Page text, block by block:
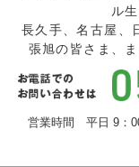
ル
長久手、名古屋、
張旭の皆さま、
営業時間 平日 9：